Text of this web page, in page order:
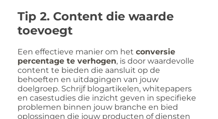
Tip 2. Content die waarde
toevoegt
Een effectieve manier om het conversie
percentage te verhogen, is door waardevolle
content te bieden die aansluit op de
behoeften en uitdagingen van jouw
doelgroep. Schrijf blogartikelen, whitepapers
en casestudies die inzicht geven in specifieke
problemen binnen jouw branche en bied
oplossingen die jouw producten of diensten